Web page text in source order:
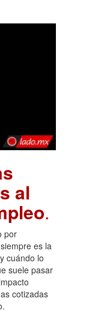
al
.
por
es la
cuándo lo
suele pasar
cotizadas